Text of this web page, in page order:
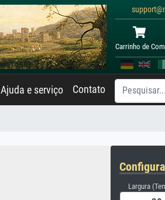
Carrinho de
Ajuda e serviço Contato
Largura